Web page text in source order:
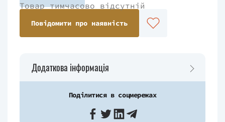
Товар тимчасово відсутній
Повідомити про наявність
Додаткова інформація
Поділитися в соцмережах